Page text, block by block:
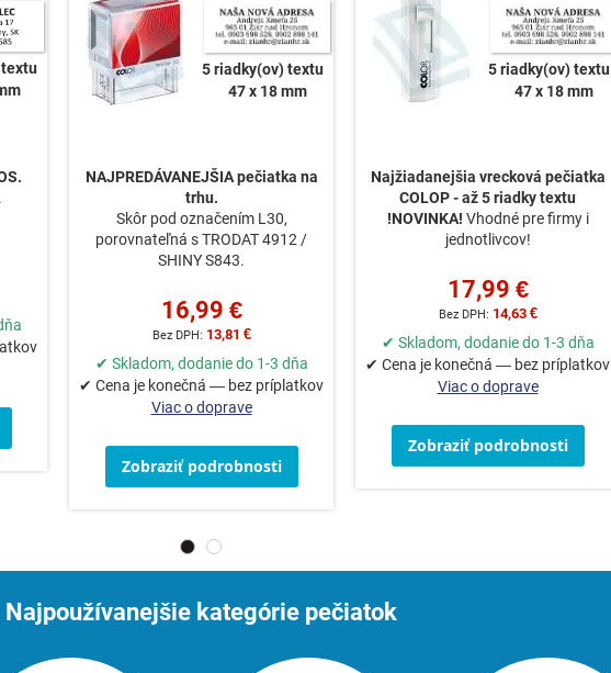
5 riadky(ov) textu
47 x 18 mm
NAJPREDÁVANEJŠIA pečiatka na
trhu.
Skôr pod označením L30,
porovnateľná s TRODAT 4912 /
SHINY S843.
16,99 €
13,81 €
✔ Skladom, dodanie do 1-3 dňa
✔ Cena je konečná — bez príplatkov
Viac o doprave
Zobraziť podrobnosti
5 riadky(ov) textu
47 x 18 mm
Najžiadanejšia vrecková pečiatka
COLOP - až 5 riadky textu
!NOVINKA! Vhodné pre firmy i
jednotlivcov!
17,99 €
14,63 €
✔ Skladom, dodanie do 1-3 dňa
✔ Cena je konečná — bez príplatkov
Viac o doprave
Zobraziť podrobnosti
Najpoužívanejšie kategórie pečiatok